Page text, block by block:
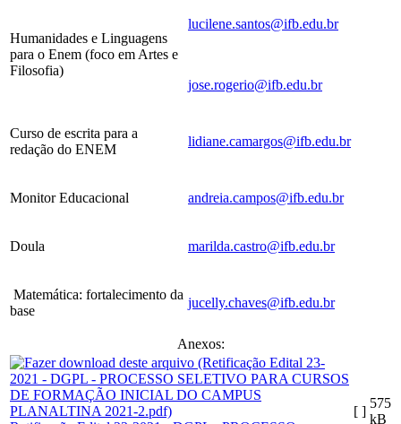
Humanidades e Linguagens
para o Enem (foco em Artes e
Filosofia)
lucilene.santos@ifb.edu.br
jose.rogerio@ifb.edu.br
Curso de escrita para a
redação do ENEM
lidiane.camargos@ifb.edu.br
Monitor Educacional andreia.campos@ifb.edu.br
Doula marilda.castro@ifb.edu.br
Matemática: fortalecimento da
base
jucelly.chaves@ifb.edu.br
Anexos:
[ ]
575
kB